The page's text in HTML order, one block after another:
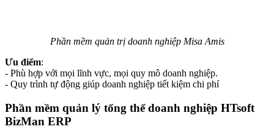
Phần mềm quản trị doanh nghiệp Misa Amis
Ưu điểm:
- Phù hợp với mọi lĩnh vực, mọi quy mô doanh nghiệp.
- Quy trình tự động giúp doanh nghiệp tiết kiệm chi phí
Phần mềm quản lý tổng thể doanh nghiệp HTsoft
BizMan ERP